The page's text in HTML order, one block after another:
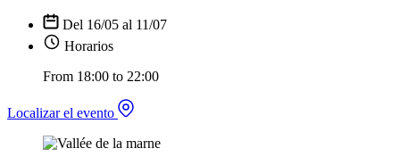
Del 16/05 al 11/07
Horarios
From 18:00 to 22:00
Localizar el evento